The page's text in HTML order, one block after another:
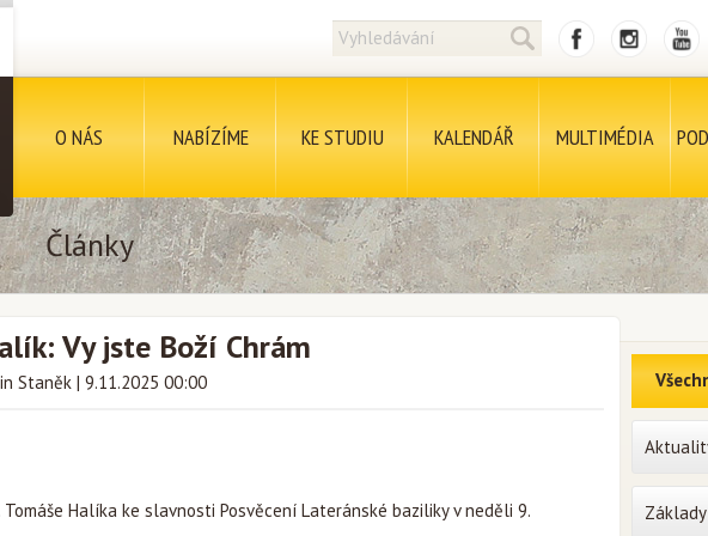
O NÁS NABÍZÍME KE STUDIU KALENDÁŘ MULTIMÉDIA
Články
Vy jste Boží Chrám
Staněk | 9.11.2025 00:00
Tomáše Halíka ke slavnosti Posvěcení Lateránské baziliky v neděli 9.